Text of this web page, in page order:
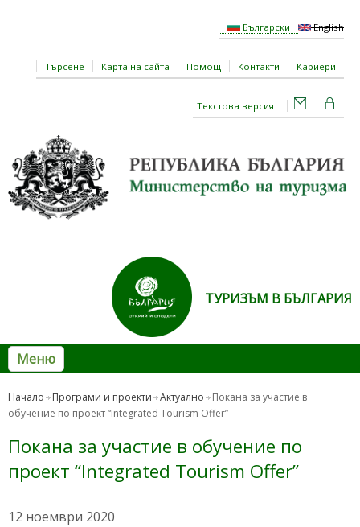
Български English
Търсене Карта на сайта Помощ Контакти Кариери
Текстова версия
ТУРИЗЪМ В БЪЛГАРИЯ
Меню
Начало Програми и проекти Актуално
Покана за участие в
обучение по проект “Integrated Tourism Offer”
Покана за участие в обучение по
проект “Integrated Tourism Offer”
12 ноември 2020